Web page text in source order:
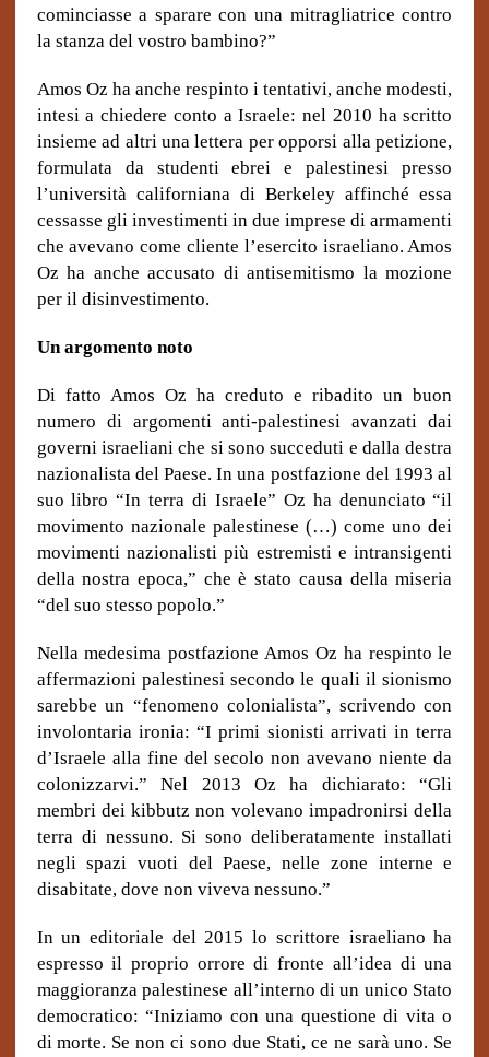
cominciasse a sparare con una mitragliatrice contro
la stanza del vostro bambino?”
Amos Oz ha anche respinto i tentativi, anche modesti,
intesi a chiedere conto a Israele: nel 2010 ha scritto
insieme ad altri una lettera per opporsi alla petizione,
formulata da studenti ebrei e palestinesi presso
l’università californiana di Berkeley affinché essa
cessasse gli investimenti in due imprese di armamenti
che avevano come cliente l’esercito israeliano. Amos
Oz ha anche accusato di antisemitismo la mozione
per il disinvestimento.
Un argomento noto
Di fatto Amos Oz ha creduto e ribadito un buon
numero di argomenti anti-palestinesi avanzati dai
governi israeliani che si sono succeduti e dalla destra
nazionalista del Paese. In una postfazione del 1993 al
suo libro “In terra di Israele” Oz ha denunciato “il
movimento nazionale palestinese (…) come uno dei
movimenti nazionalisti più estremisti e intransigenti
della nostra epoca,” che è stato causa della miseria
“del suo stesso popolo.”
Nella medesima postfazione Amos Oz ha respinto le
affermazioni palestinesi secondo le quali il sionismo
sarebbe un “fenomeno colonialista”, scrivendo con
involontaria ironia: “I primi sionisti arrivati in terra
d’Israele alla fine del secolo non avevano niente da
colonizzarvi.” Nel 2013 Oz ha dichiarato: “Gli
membri dei kibbutz non volevano impadronirsi della
terra di nessuno. Si sono deliberatamente installati
negli spazi vuoti del Paese, nelle zone interne e
disabitate, dove non viveva nessuno.”
In un editoriale del 2015 lo scrittore israeliano ha
espresso il proprio orrore di fronte all’idea di una
maggioranza palestinese all’interno di un unico Stato
democratico: “Iniziamo con una questione di vita o
di morte. Se non ci sono due Stati, ce ne sarà uno. Se